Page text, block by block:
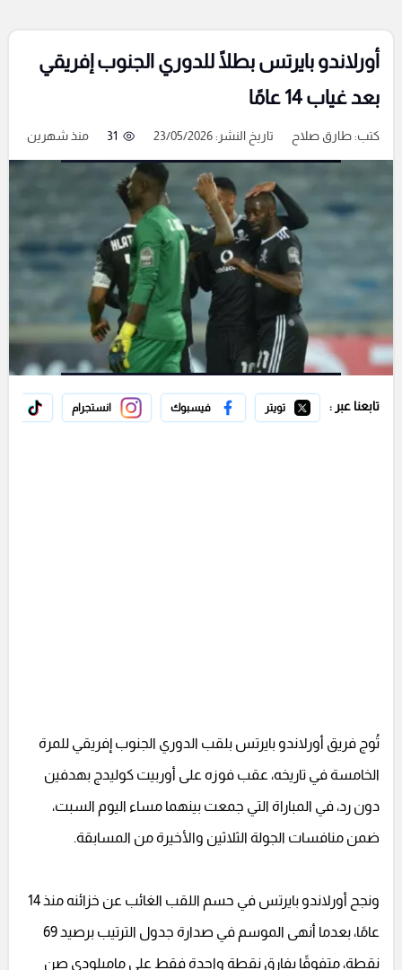
أورلاندو بايرتس بطلًا للدوري الجنوب إفريقي
بعد غياب 14 عامًا
كتب:طارق صلاح تاريخ النشر: 23/05/2026 31 منذ شهرين
تابعنا عبر : تويتر فيسبوك انستجرام
تُوج فريق أورلاندو بايرتس بلقب الدوري الجنوب إفريقي للمرة
الخامسة في تاريخه، عقب فوزه على أوربيت كوليدج بهدفين
دون رد، في المباراة التي جمعت بينهما مساء اليوم السبت،
ضمن منافسات الجولة الثلاثين والأخيرة من المسابقة.
ونجح أورلاندو بايرتس في حسم اللقب الغائب عن خزائنه منذ 14
عامًا، بعدما أنهى الموسم في صدارة جدول الترتيب برصيد 69
نقطة، متفوقًا بفارق نقطة واحدة فقط على ماميلودي صن